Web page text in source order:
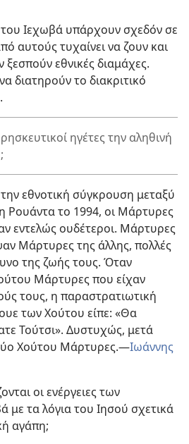
Ιεχωβά υπάρχουν σχεδόν σε
αυτούς τυχαίνει να ζουν και
ξεσπούν εθνικές διαμάχες.
διατηρούν το διακριτικό
ηγέτες την αληθινή
εθνοτική σύγκρουση μεταξύ
Ρουάντα το 1994, οι Μάρτυρες
εντελώς ουδέτεροι. Μάρτυρες
Μάρτυρες της άλλης, πολλές
της ζωής τους. Όταν
Μάρτυρες που είχαν
τους, η παραστρατιωτική
των Χούτου είπε: «Θα
Τούτσι». Δυστυχώς, μετά
Χούτου Μάρτυρες.—Ιωάννης
οι ενέργειες των
τα λόγια του Ιησού σχετικά
αγάπη;